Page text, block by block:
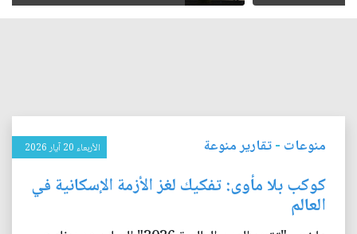
منوعات -تقارير منوعة الأربعاء 20 آيار 2026
كوكب بلا مأوى: تفكيك لغز الأزمة الإسكانية في
العالم